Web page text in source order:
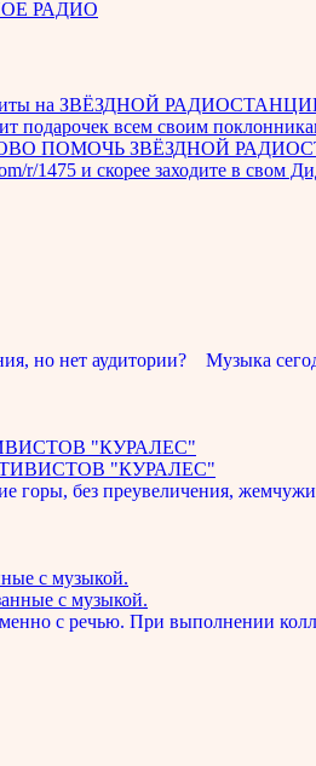
на ЗВЁЗДНОЙ РАДИОСТАНЦИИ!!!
всем своим
ПОМОЧЬ ЗВЁЗДНОЙ
r/1475 и скорее заходите в
но нет аудитории? Музыка
"КУРАЛЕС"
горы, без преувеличения,
с музыкой.
с речью. При выполнении